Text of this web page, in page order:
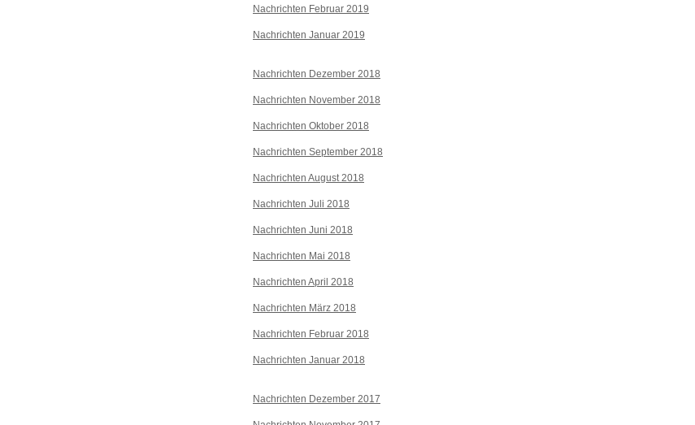
Nachrichten Februar 2019
Nachrichten Januar 2019
Nachrichten Dezember 2018
Nachrichten November 2018
Nachrichten Oktober 2018
Nachrichten September 2018
Nachrichten August 2018
Nachrichten Juli 2018
Nachrichten Juni 2018
Nachrichten Mai 2018
Nachrichten April 2018
Nachrichten März 2018
Nachrichten Februar 2018
Nachrichten Januar 2018
Nachrichten Dezember 2017